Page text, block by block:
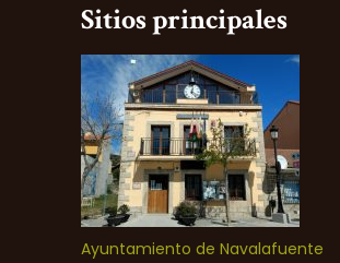
Sitios principales
Ayuntamiento de Navalafuente